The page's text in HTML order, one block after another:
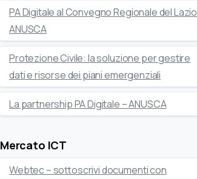
PA Digitale al Convegno Regionale del Lazio
ANUSCA
Protezione Civile: la soluzione per gestire
dati e risorse dei piani emergenziali
La partnership PA Digitale – ANUSCA
Mercato ICT
Webtec – sottoscrivi documenti con